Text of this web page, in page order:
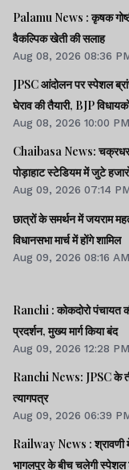
Palamu News : कृषक
वैकल्पिक खेती की सलाह
Aug 08, 2026 08:36
JPSC आंदोलन पर स्पेशल
घेराव की तैयारी, BJP
टास्क
Aug 08, 2026 10:00 PM
Chaibasa News:
पोड़ाहाट स्टेडियम में जुटे
Aug 09, 2026 07:14
छात्रों के समर्थन में जयराम
विधानसभा मार्च में होंगे शामिल
Aug 09, 2026 08:16 AM
Ranchi : कोकदोरो पंचायत
प्रदर्शन, मुख्य मार्ग किया बंद
Aug 09, 2026 12:28 PM
Ranchi News: JPSC के
त्यागपत्र
Aug 09, 2026 06:39
Railway News : श्रावणी
भागलपुर के बीच चलेगी स्पेशल